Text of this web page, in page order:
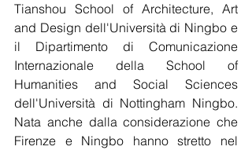
Tianshou School of Architecture, Art
and Design dell'Università di Ningbo e
il Dipartimento di Comunicazione
Internazionale della School of
Humanities and Social Sciences
dell'Università di Nottingham Ningbo.
Nata anche dalla considerazione che
Firenze e Ningbo hanno stretto nel